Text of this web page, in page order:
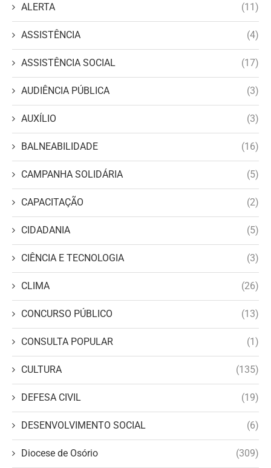
ALERTA (11)
ASSISTÊNCIA (4)
ASSISTÊNCIA SOCIAL (17)
AUDIÊNCIA PÚBLICA (3)
AUXÍLIO (3)
BALNEABILIDADE (16)
CAMPANHA SOLIDÁRIA (5)
CAPACITAÇÃO (2)
CIDADANIA (5)
CIÊNCIA E TECNOLOGIA (3)
CLIMA (26)
CONCURSO PÚBLICO (13)
CONSULTA POPULAR (1)
CULTURA (135)
DEFESA CIVIL (19)
DESENVOLVIMENTO SOCIAL (6)
Diocese de Osório (309)